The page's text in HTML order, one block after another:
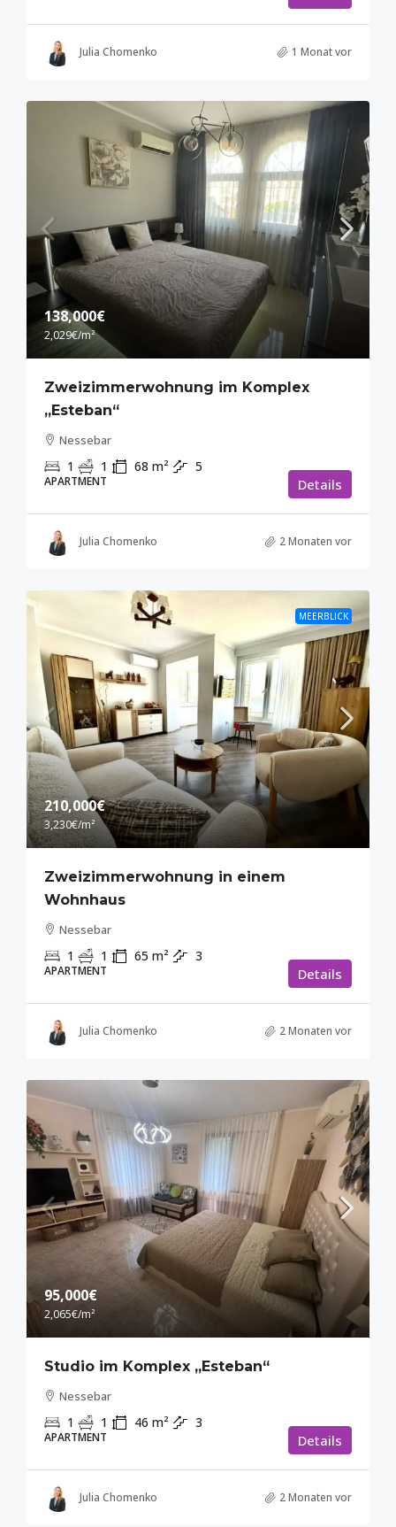
Julia Chomenko 1 Monat vor
138,000€
2,029€/m²
Zweizimmerwohnung im Komplex
„Esteban“
Nessebar
1 1 68 m² 5
APARTMENT Details
Julia Chomenko 2 Monaten vor
MEERBLICK
210,000€
3,230€/m²
Zweizimmerwohnung in einem
Wohnhaus
Nessebar
1 1 65 m² 3
APARTMENT Details
Julia Chomenko 2 Monaten vor
95,000€
2,065€/m²
Studio im Komplex „Esteban“
Nessebar
1 1 46 m² 3
APARTMENT Details
Julia Chomenko 2 Monaten vor